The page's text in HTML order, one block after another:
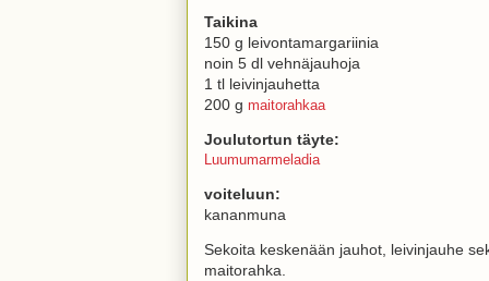
Taikina
150 g leivontamargariinia
noin 5 dl vehnäjauhoja
1 tl leivinjauhetta
200 g maitorahkaa
Joulutortun täyte:
Luumumarmeladia
voiteluun:
kananmuna
Sekoita keskenään jauhot, leivinjauhe
maitorahka.